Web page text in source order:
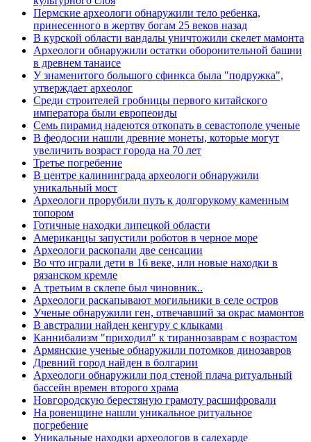
Пермские археологи обнаружили тело ребенка,
принесенного в жертву богам 25 веков назад
В курской области вандалы уничтожили скелет мамонта
Археологи обнаружили остатки оборонительной башни
в древнем танаисе
У знаменитого большого сфинкса была "подружка",
утверждает археолог
Среди строителей гробницы первого китайского
императора были европеоиды
Семь пирамид надеются откопать в севастополе ученые
В феодосии нашли древние монеты, которые могут
увеличить возраст города на 70 лет
Третье погребение
В центре калининграда археологи обнаружили
уникальный мост
Археологи прорубили путь к долгорукому каменным
топором
Готичные находки липецкой области
Американцы запустили роботов в черное море
Археологи раскопали две сенсации
Во что играли дети в 16 веке, или новые находки в
рязанском кремле
А третьим в склепе был чиновник..
Археологи раскапывают могильники в селе остров
Ученые обнаружили ген, отвечавший за окрас мамонтов
В австралии найден кенгуру с клыками
Каннибализм "приходил" к тираннозаврам с возрастом
Армянские ученые обнаружили потомков динозавров
Древний город найден в болгарии
Археологи обнаружили под стеной плача ритуальный
бассейн времен второго храма
Новгородскую берестяную грамоту расшифровали
На ровенщине нашли уникальное ритуальное
погребение
Уникальные находки археологов в салехарде